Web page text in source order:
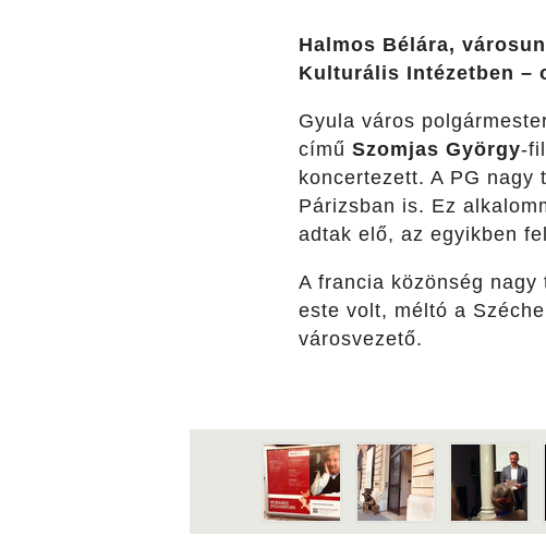
Halmos Bélára,
Kulturális Intézetben –
Gyula város
című Szomjas György-
koncertezett. A PG nagy
Párizsban is. Ez
adtak elő, az egyikben
A francia közönség
este volt, méltó a
városvezető.